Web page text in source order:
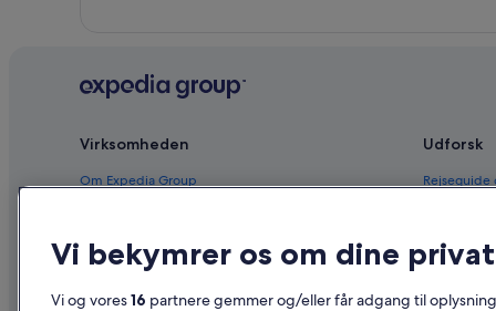
Virksomheden
Om Expedia Group
Registrer dit overnatningssted
Udforsk
Rejseguide
Vi bekymrer os om dine
Vi og vores16 partnere gemmer og/eller får adgang til